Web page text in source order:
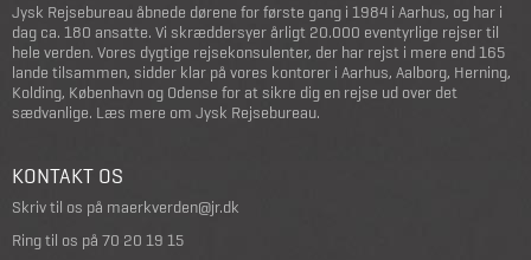
Jysk Rejsebureau åbnede dørene for første gang i 1984 i Aarhus, og har i
dag ca. 180 ansatte. Vi skræddersyer årligt 20.000 eventyrlige rejser til
hele verden. Vores dygtige rejsekonsulenter, der har rejst i mere end 165
lande tilsammen, sidder klar på vores kontorer i Aarhus, Aalborg, Herning,
Kolding, København og Odense for at sikre dig en rejse ud over det
sædvanlige. Læs mere om Jysk Rejsebureau.
KONTAKT OS
Skriv til os på maerkverden@jr.dk
Ring til os på 70 20 19 15